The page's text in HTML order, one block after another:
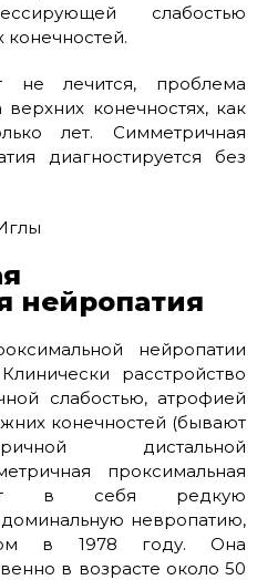
слабостью
не лечится, проблема
верхних конечностях, как
лет. Симметричная
диагностируется без
нейропатия
нейропатии
расстройство
слабостью, атрофией
конечностей (бывают
дистальной
проксимальная
в себя редкую
невропатию,
в 1978 году. Она
в возрасте около 50